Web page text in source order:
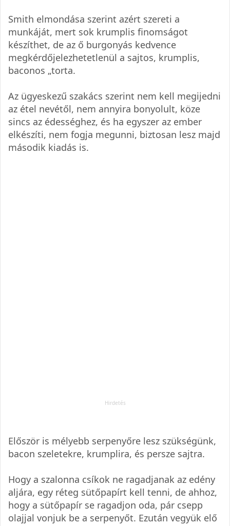
Smith elmondása szerint azért szereti a
munkáját, mert sok krumplis finomságot
készíthet, de az ő burgonyás kedvence
megkérdőjelezhetetlenül a sajtos, krumplis,
baconos „torta.
Az ügyeskezű szakács szerint nem kell megijedni
az étel nevétől, nem annyira bonyolult, köze
sincs az édességhez, és ha egyszer az ember
elkészíti, nem fogja megunni, biztosan lesz majd
második kiadás is.
Először is mélyebb serpenyőre lesz szükségünk,
bacon szeletekre, krumplira, és persze sajtra.
Hogy a szalonna csíkok ne ragadjanak az edény
aljára, egy réteg sütőpapírt kell tenni, de ahhoz,
hogy a sütőpapír se ragadjon oda, pár csepp
olajjal vonjuk be a serpenyőt. Ezután vegyük elő